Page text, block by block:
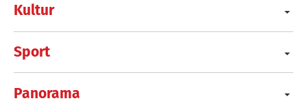
Kultur
Sport
Panorama